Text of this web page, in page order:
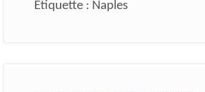
Étiquette : Naples